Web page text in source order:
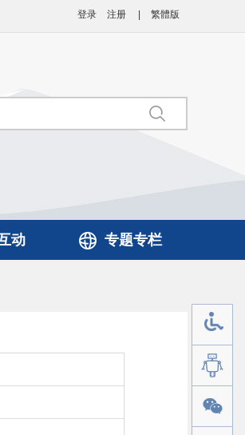
登录 注册 繁體版
动 专题专栏